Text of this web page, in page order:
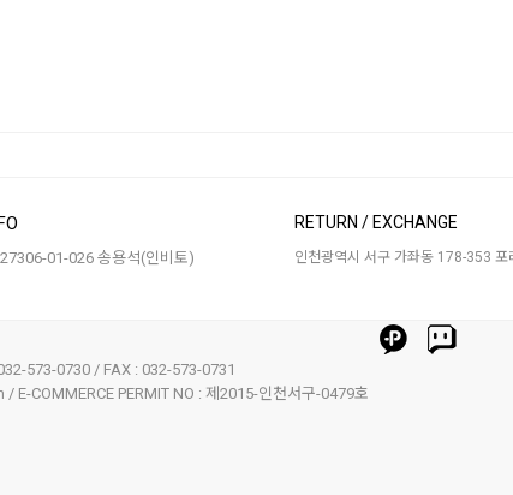
01-026 송용석(인비토)
RETURN / EXCHANGE
인천광역시 서구 가좌동 178-353
573-0730 / FAX : 032-573-0731
/ E-COMMERCE PERMIT NO : 제2015-인천서구-0479호